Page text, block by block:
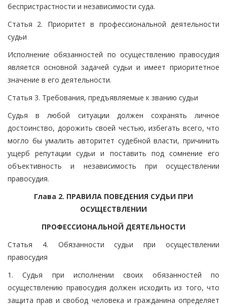
беспристрастности и независимости суда.
Статья 2. Приоритет в профессиональной деятельности
судьи
Исполнение обязанностей по осуществлению правосудия
является основной задачей судьи и имеет приоритетное
значение в его деятельности.
Статья 3. Требования, предъявляемые к званию судьи
Судья в любой ситуации должен сохранять личное
достоинство, дорожить своей честью, избегать всего, что
могло бы умалить авторитет судебной власти, причинить
ущерб репутации судьи и поставить под сомнение его
объективность и независимость при осуществлении
правосудия.
Глава 2. ПРАВИЛА ПОВЕДЕНИЯ СУДЬИ ПРИ
ОСУЩЕСТВЛЕНИИ
ПРОФЕССИОНАЛЬНОЙ ДЕЯТЕЛЬНОСТИ
Статья 4. Обязанности судьи при осуществлении
правосудия
1. Судья при исполнении своих обязанностей по
осуществлению правосудия должен исходить из того, что
защита прав и свобод человека и гражданина определяет